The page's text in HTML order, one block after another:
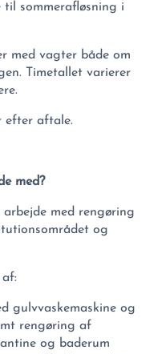
til sommerafløsning i
med vagter både om
Timetallet varierer
efter aftale.
med?
arbejde med rengøring
og
gulvvaskemaskine og
rengøring af
og baderum